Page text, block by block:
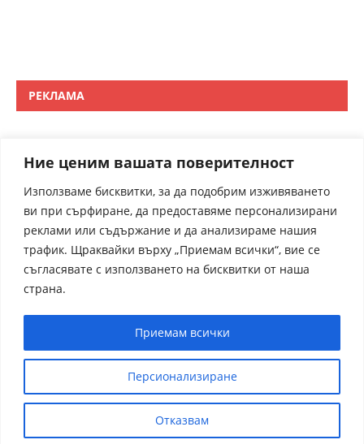
Ние ценим вашата поверителност
Използваме бисквитки, за да подобрим изживяването
ви при сърфиране, да предоставяме персонализирани
реклами или съдържание и да анализираме нашия
трафик. Щраквайки върху „Приемам всички“, вие се
съгласявате с използването на бисквитки от наша
страна.
Персионализиране
Отказвам
Приемам всички
РЕКЛАМА
receptite.online - Някои от рецептите са преведени от
чуждрестранни сайтове. За контакти admin@receptite.online